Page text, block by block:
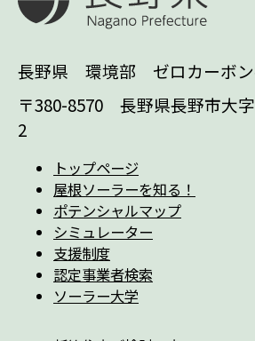
長野県 環境部 ゼロカーボン
〒380-8570 長野県長野市大
2
トップページ
屋根ソーラーを知る！
ポテンシャルマップ
シミュレーター
支援制度
認定事業者検索
ソーラー大学